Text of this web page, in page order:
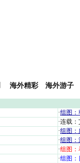
海外精彩 海外游子
·组图：
·连载：
·组图：
·组图
·组图：
·组图：